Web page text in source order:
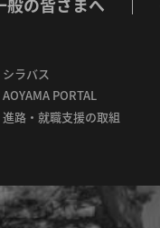
シラバス
AOYAMA PORTAL
進路・就職支援の取組